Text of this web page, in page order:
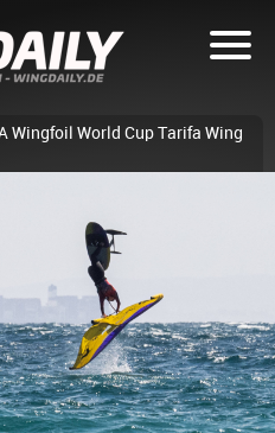
Wingfoil World Cup Tarifa Wing